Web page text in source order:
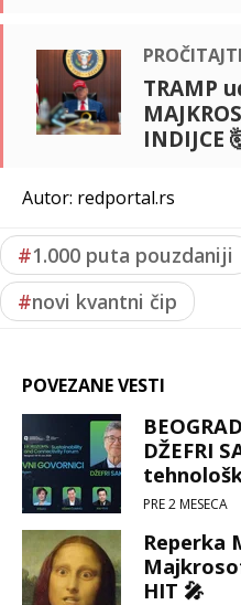
TRAMP
INDIJCE
Autor: redportal.rs
#1.000 puta pouzdaniji
#novi kvantni čip
POVEZANE VESTI
DŽEFRI
PRE 2 MESECA
Reperka
HIT 🎤